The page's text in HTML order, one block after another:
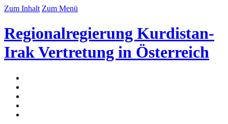
Zum Inhalt Zum Menü
Regionalregierung Kurdistan-
Irak Vertretung in Österreich